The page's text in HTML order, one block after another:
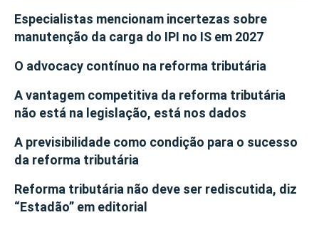
Especialistas mencionam incertezas sobre
manutenção da carga do IPI no IS em 2027
O advocacy contínuo na reforma tributária
A vantagem competitiva da reforma tributária
não está na legislação, está nos dados
A previsibilidade como condição para o sucesso
da reforma tributária
Reforma tributária não deve ser rediscutida, diz
“Estadão” em editorial